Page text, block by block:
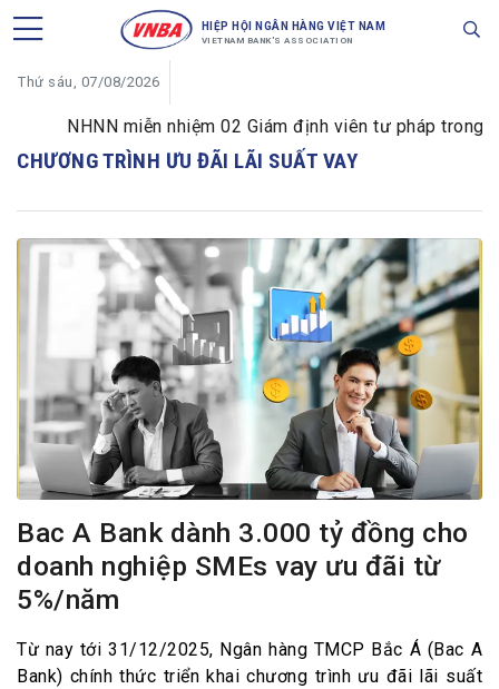
HIỆP HỘI NGÂN HÀNG VIỆT NAM
VIETNAM BANK'S ASSOCIATION
Thứ sáu, 07/08/2026
NHNN miễn nhiệm 02 Giám định viên tư pháp trong
CHƯƠNG TRÌNH ƯU ĐÃI LÃI SUẤT VAY
Bac A Bank dành 3.000 tỷ đồng cho
doanh nghiệp SMEs vay ưu đãi từ
5%/năm
Từ nay tới 31/12/2025, Ngân hàng TMCP Bắc Á (Bac A
Bank) chính thức triển khai chương trình ưu đãi lãi suất